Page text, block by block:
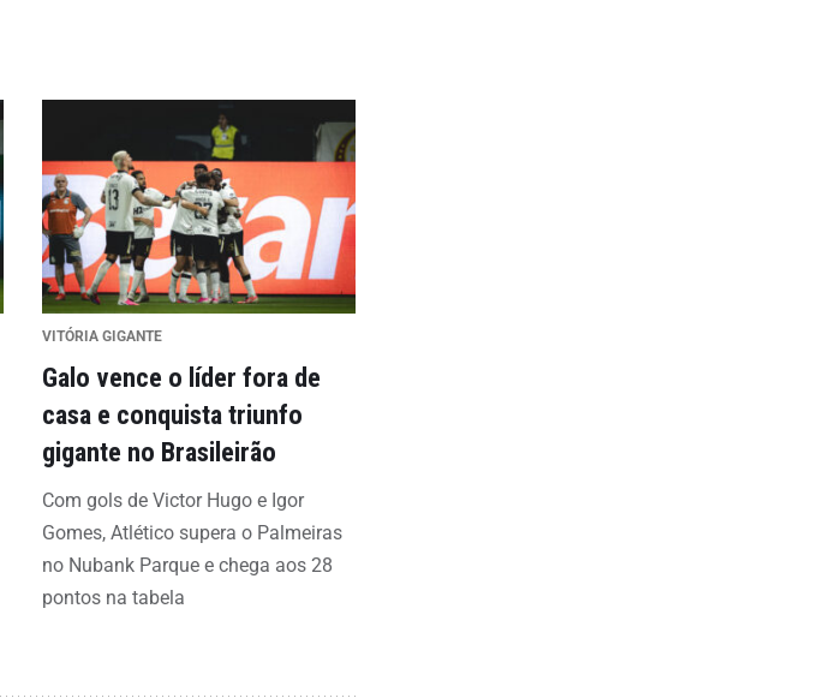
VITÓRIA GIGANTE
Galo vence o líder fora de
casa e conquista triunfo
gigante no Brasileirão
Com gols de Victor Hugo e Igor
Gomes, Atlético supera o Palmeiras
no Nubank Parque e chega aos 28
pontos na tabela